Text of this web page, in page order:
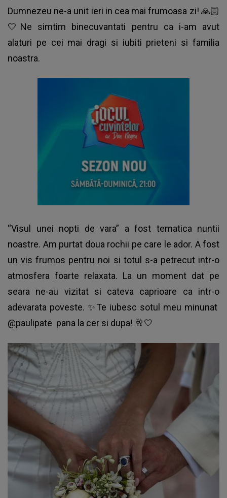
Dumnezeu ne-a unit ieri in cea mai frumoasa zi! 🙏🏻
🤍Ne simtim binecuvantati pentru ca i-am avut
alaturi pe cei mai dragi si iubiti prieteni si familia
noastra.
“Visul unei nopti de vara” a fost tematica nuntii
noastre. Am purtat doua rochii pe care le ador. A fost
un vis frumos pentru noi si totul s-a petrecut intr-o
atmosfera foarte relaxata. La un moment dat pe
seara ne-au vizitat si cateva caprioare ca intr-o
adevarata poveste. ✨Te iubesc sotul meu minunat
@paulipate pana la cer si dupa! 🥂🤍